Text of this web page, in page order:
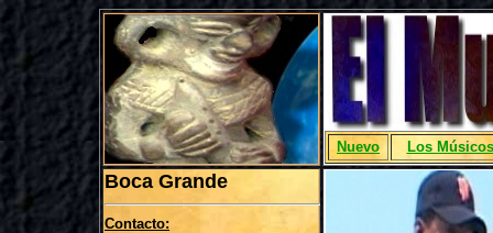
Nuevo Los Músicos
Boca Grande
Contacto: